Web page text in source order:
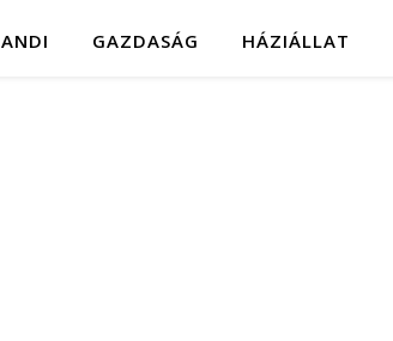
GAZDASÁG HÁZIÁLLAT